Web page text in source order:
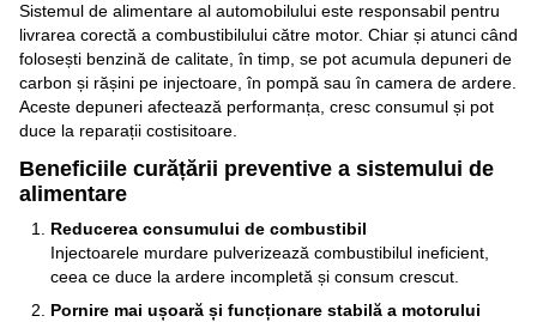
Sistemul de alimentare al automobilului este responsabil pentru
livrarea corectă a combustibilului către motor. Chiar și atunci când
folosești benzină de calitate, în timp, se pot acumula depuneri de
carbon și rășini pe injectoare, în pompă sau în camera de ardere.
Aceste depuneri afectează performanța, cresc consumul și pot
duce la reparații costisitoare.
Beneficiile curățării preventive a sistemului de
alimentare
Reducerea consumului de combustibil
Injectoarele murdare pulverizează combustibilul ineficient,
ceea ce duce la ardere incompletă și consum crescut.
Pornire mai ușoară și funcționare stabilă a motorului